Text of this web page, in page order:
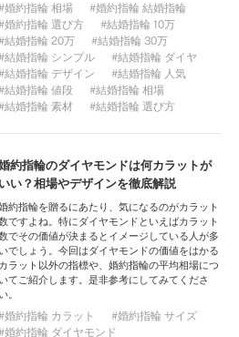
婚約指輪 相場
婚約指輪 結婚指輪
婚約指輪 選び方
結婚指輪 10万
結婚指輪 20万
結婚指輪 30万
結婚指輪 シンプル
結婚指輪 ダイヤ
結婚指輪 デザイン
結婚指輪 人気
結婚指輪 値段
結婚指輪 相場
結婚指輪 素材
結婚指輪 選び方
約指輪のダイヤモンドは何カラットが
いい？相場やデザインを徹底解説
約指輪を贈るにあたり、気になるのがカラット
ですよね。特にダイヤモンドといえばカラット
でその価値が決まるとイメージしている人が多
いでしょう。今回はダイヤモンドの価値をはかる
カラット以外の指標や、婚約指輪の平均相場につ
いてご紹介します。是非参考にしてみてくださ
い。
婚約指輪 カラット
婚約指輪 サイズ
婚約指輪 ダイヤモンド